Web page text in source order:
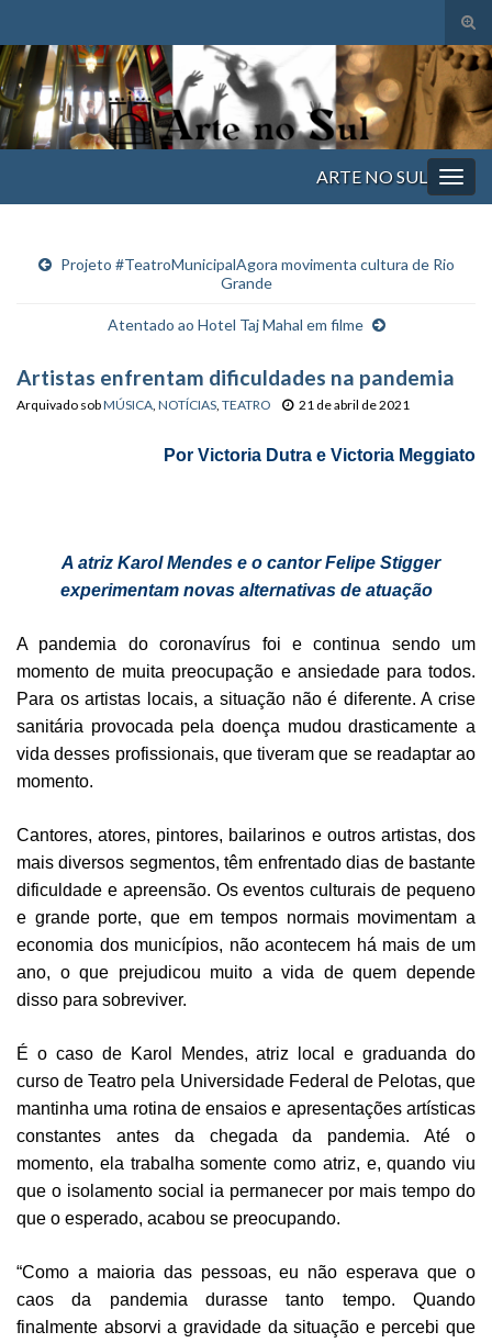
de
Search for:
ARTE NO SUL
Projeto #TeatroMunicipalAgora movimenta cultura de Rio
Grande
Atentado ao Hotel Taj Mahal em filme
Artistas enfrentam dificuldades na pandemia
Arquivado sobMÚSICA NOTÍCIAS TEATRO 21 de abril de 2021
Por Victoria Dutra e Victoria Meggiato
A atriz Karol Mendes e o cantor Felipe Stigger
experimentam novas alternativas de atuação
A pandemia do coronavírus foi e continua sendo um
momento de muita preocupação e ansiedade para todos.
Para os artistas locais, a situação não é diferente. A crise
sanitária provocada pela doença mudou drasticamente a
vida desses profissionais, que tiveram que se readaptar ao
momento.
Cantores, atores, pintores, bailarinos e outros artistas, dos
mais diversos segmentos, têm enfrentado dias de bastante
dificuldade e apreensão. Os eventos culturais de pequeno
e grande porte, que em tempos normais movimentam a
economia dos municípios, não acontecem há mais de um
ano, o que prejudicou muito a vida de quem depende
disso para sobreviver.
É o caso de Karol Mendes, atriz local e graduanda do
curso de Teatro pela Universidade Federal de Pelotas, que
mantinha uma rotina de ensaios e apresentações artísticas
constantes antes da chegada da pandemia. Até o
momento, ela trabalha somente como atriz, e, quando viu
que o isolamento social ia permanecer por mais tempo do
que o esperado, acabou se preocupando.
“Como a maioria das pessoas, eu não esperava que o
caos da pandemia durasse tanto tempo. Quando
finalmente absorvi a gravidade da situação e percebi que